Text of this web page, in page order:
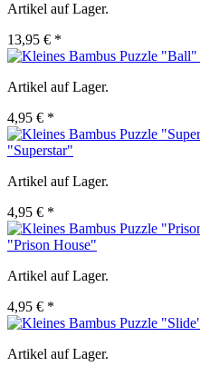
Artikel auf Lager.
13,95 € *
Artikel auf Lager.
4,95 € *
"Superstar"
Artikel auf Lager.
4,95 € *
"Prison House"
Artikel auf Lager.
4,95 € *
Artikel auf Lager.